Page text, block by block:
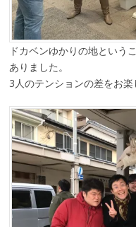
ドカベンゆかりの地という
ありました。
3人のテンションの差をお楽